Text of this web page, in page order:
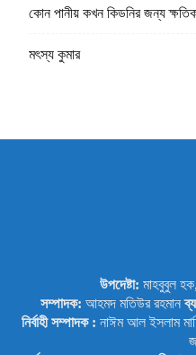
কোন পানীয় কখন কিডনির জন্য
মৎস্য কুমার
উপদেষ্টা: মাহবুবুল
সম্পাদক: আহমদ মতিউর রহমান
নির্বাহী সম্পাদক : নাঈম আল ইসলাম